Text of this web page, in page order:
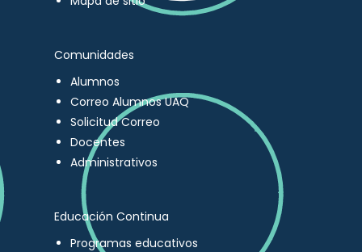
Comunidades
Alumnos
Correo Alumnos UAQ
Solicitud Correo
Docentes
Administrativos
Educación Continua
Programas educativos